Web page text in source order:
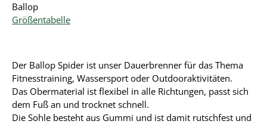
Ballop
Größentabelle
Der Ballop Spider ist unser Dauerbrenner für das Thema
Fitnesstraining, Wassersport oder Outdooraktivitäten.
Das Obermaterial ist flexibel in alle Richtungen, passt sich
dem Fuß an und trocknet schnell.
Die Sohle besteht aus Gummi und ist damit rutschfest und